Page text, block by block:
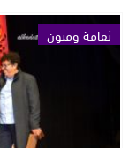
ثقافة وفنون